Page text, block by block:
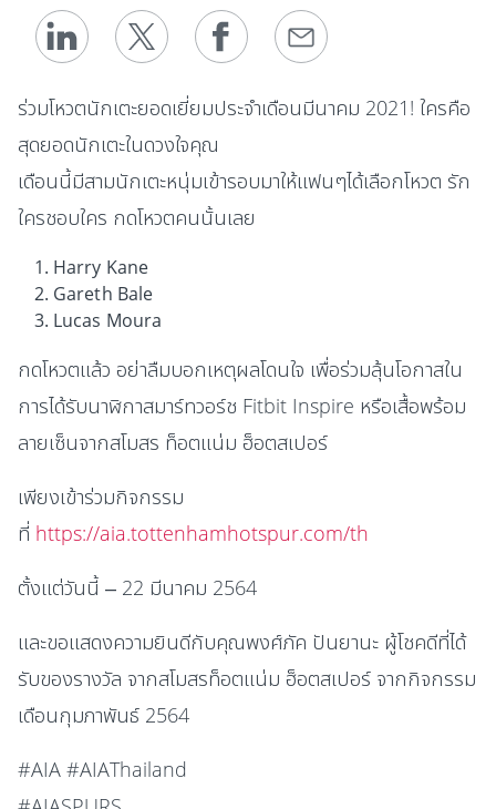
ร่วมโหวตนักเตะยอดเยี่ยมประจำเดือนมีนาคม 2021! ใครคือ
สุดยอดนักเตะในดวงใจคุณ
เดือนนี้มีสามนักเตะหนุ่มเข้ารอบมาให้แฟนๆได้เลือกโหวต รัก
ใครชอบใคร กดโหวตคนนั้นเลย
Harry Kane
Gareth Bale
Lucas Moura
กดโหวตแล้ว อย่าลืมบอกเหตุผลโดนใจ เพื่อร่วมลุ้นโอกาสใน
การได้รับนาฬิกาสมาร์ทวอร์ช Fitbit Inspire หรือเสื้อพร้อม
ลายเซ็นจากสโมสร ท็อตแน่ม ฮ็อตสเปอร์
เพียงเข้าร่วมกิจกรรม
ที่ https://aia.tottenhamhotspur.com/th
ตั้งแต่วันนี้ – 22 มีนาคม 2564
และขอแสดงความยินดีกับคุณพงศ์ภัค ปันยานะ ผู้โชคดีที่ได้
รับของรางวัล จากสโมสรท็อตแน่ม ฮ็อตสเปอร์ จากกิจกรรม
เดือนกุมภาพันธ์ 2564
#AIA #AIAThailand